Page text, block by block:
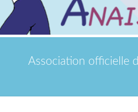
Association officielle